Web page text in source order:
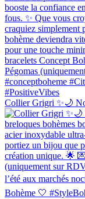
Collier Grigri ✨🌙